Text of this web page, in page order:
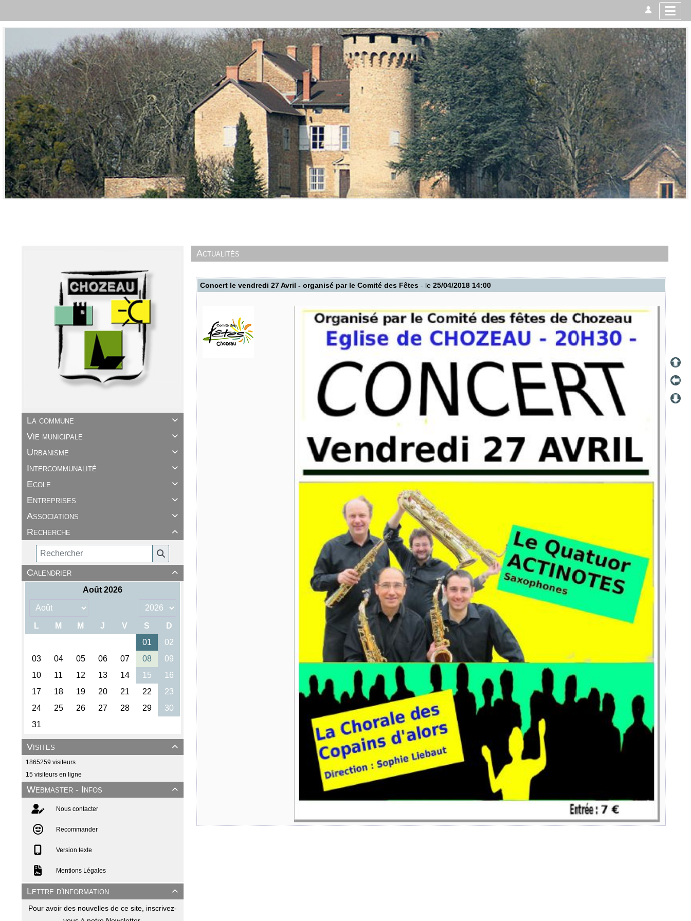

La commune

Vie municipale

Urbanisme

Intercommunalité

Ecole

Entreprises

Associations

Recherche

Calendrier

Visites
1865259 visiteurs
15 visiteurs en ligne

Webmaster - Infos
Nous contacter
Recommander
Version texte
Mentions Légales

Lettre d'information
Pour avoir des nouvelles de ce site, inscrivez-
Actualités
Concert le vendredi 27 Avril - organisé par le Comité des Fêtes - le 25/04/2018 14:00